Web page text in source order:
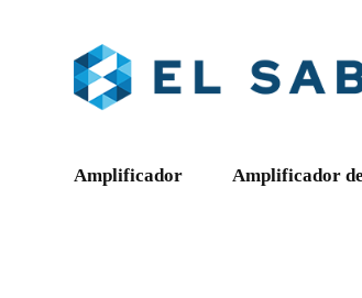
Amplificador Amplificador